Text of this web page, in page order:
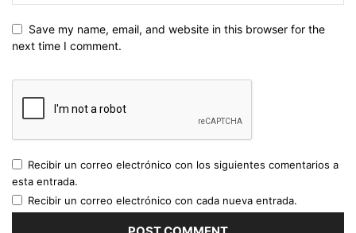
Save my name, email, and website in this browser for the
next time I comment.
Recibir un correo electrónico con los siguientes comentarios a
esta entrada.
Recibir un correo electrónico con cada nueva entrada.